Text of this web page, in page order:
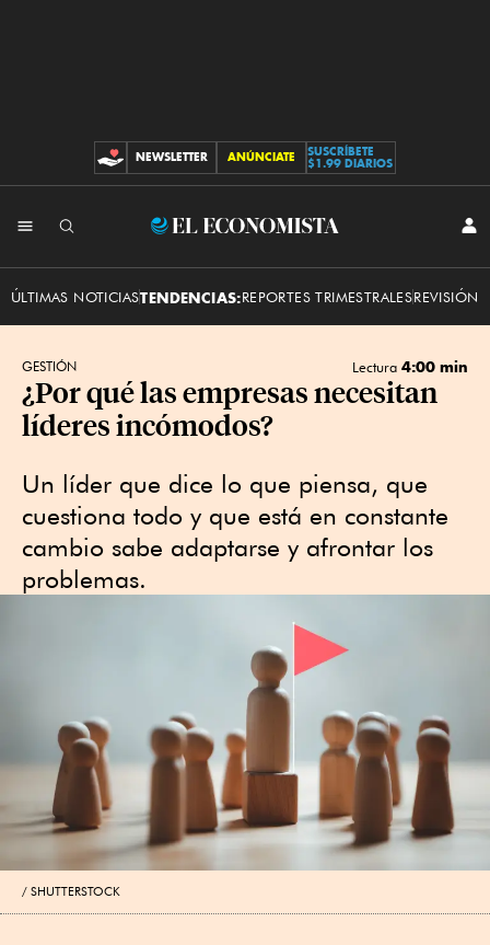
CONTRIBUCIONES
NEWSLETTER ANÚNCIATE
SUSCRÍBETE
$1.99 DIARIOS
El
ÚLTIMAS NOTICIASTENDENCIAS:REPORTES TRIMESTRALESREVISIÓN
GESTIÓN Lectura 4:00 min
¿Por qué las empresas necesitan
líderes incómodos?
Un líder que dice lo que piensa, que
cuestiona todo y que está en constante
cambio sabe adaptarse y afrontar los
problemas.
SHUTTERSTOCK